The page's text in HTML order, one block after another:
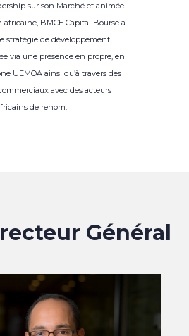
sur son Marché et animée
BMCE Capital Bourse a
stratégie de développement
via une présence en propre, en
UEMOA ainsi qu’à travers des
avec des acteurs
de renom.
Général